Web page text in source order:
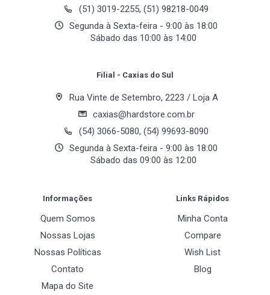
transmissões ao vivo. O design sem fio oferece
praticidade e liberdade de movimento, enquanto a
tecnologia avançada garante clareza sonora
Transforme suas produções com o AGOLD MCF-02!
Instruções de Uso:
1. Conecte o receptor no seu aparelho
2. Pressione o botão do microfone lapela por 2
4. A luz ficará estática apenas verde
5. PRONTO! Microfone conectado!
Especificações:
• Frequência: 2.4GHz
(51) 3019-2255, (51) 98218-0049
Segunda à Sexta-feira - 9:00 às 18:00
Sábado das 10:00 às 14:00
Filial - Caxias do Sul
Rua Vinte de Setembro, 2223 / Loja A
caxias@hardstore.com.br
(54) 3066-5080, (54) 99693-8090
Segunda à Sexta-feira - 9:00 às 18:00
Sábado das 09:00 às 12:00
Informações
Quem Somos
Nossas Lojas
Nossas Políticas
Contato
Mapa do Site
Links Rápidos
Minha Conta
Compare
Wish List
Blog